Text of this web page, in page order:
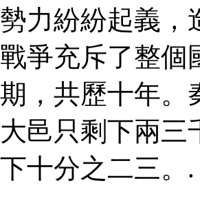
勢力紛紛起義，
戰爭充斥了整個
期，共歷十年。
大邑只剩下兩三
下十分之二三。.